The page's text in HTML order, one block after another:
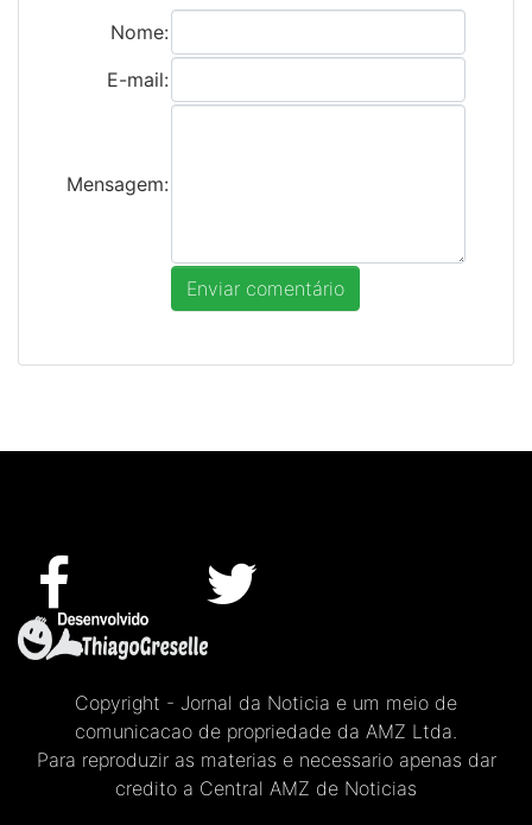
Nome:
E-mail:
Mensagem:
Copyright - Jornal da Noticia e um meio de
comunicacao de propriedade da AMZ Ltda.
Para reproduzir as materias e necessario apenas dar
credito a Central AMZ de Noticias